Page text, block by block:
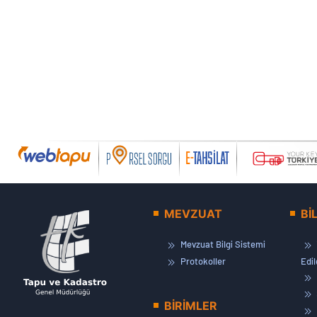
MEVZUAT
Mevzuat Bilgi Sistemi
Protokoller
BİRİMLER